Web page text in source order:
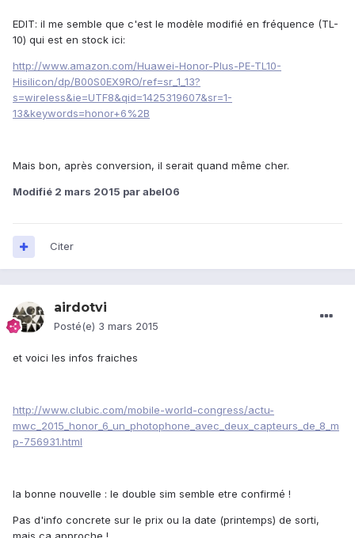
EDIT: il me semble que c'est le modèle modifié en fréquence (TL-
10) qui est en stock ici:
http://www.amazon.com/Huawei-Honor-Plus-PE-TL10-
Hisilicon/dp/B00S0EX9RO/ref=sr_1_13?
s=wireless&ie=UTF8&qid=1425319607&sr=1-
13&keywords=honor+6%2B
Mais bon, après conversion, il serait quand même cher.
Modifié 2 mars 2015 par abel06
Citer
airdotvi
Posté(e) 3 mars 2015
et voici les infos fraiches
http://www.clubic.com/mobile-world-congress/actu-
mwc_2015_honor_6_un_photophone_avec_deux_capteurs_de_8_m
p-756931.html
la bonne nouvelle : le double sim semble etre confirmé !
Pas d'info concrete sur le prix ou la date (printemps) de sorti,